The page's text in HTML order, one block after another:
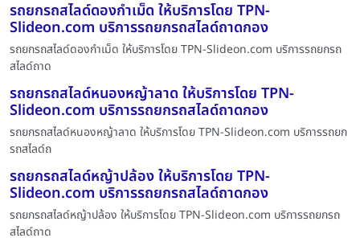
รถยกรถสไลด์ดองกำเม็ด ให้บริการโดย TPN-
Slideon.com บริการรถยกรถสไลด์ถาดกอง
รถยกรถสไลด์ดองกำเม็ด ให้บริการโดย TPN-Slideon.com บริการรถยกรถ
สไลด์ถาด
รถยกรถสไลด์หนองหญ้าลาด ให้บริการโดย TPN-
Slideon.com บริการรถยกรถสไลด์ถาดกอง
รถยกรถสไลด์หนองหญ้าลาด ให้บริการโดย TPN-Slideon.com บริการรถยก
รถสไลด์ถ
รถยกรถสไลด์หญ้าปล้อง ให้บริการโดย TPN-
Slideon.com บริการรถยกรถสไลด์ถาดกอง
รถยกรถสไลด์หญ้าปล้อง ให้บริการโดย TPN-Slideon.com บริการรถยกรถ
สไลด์ถาด